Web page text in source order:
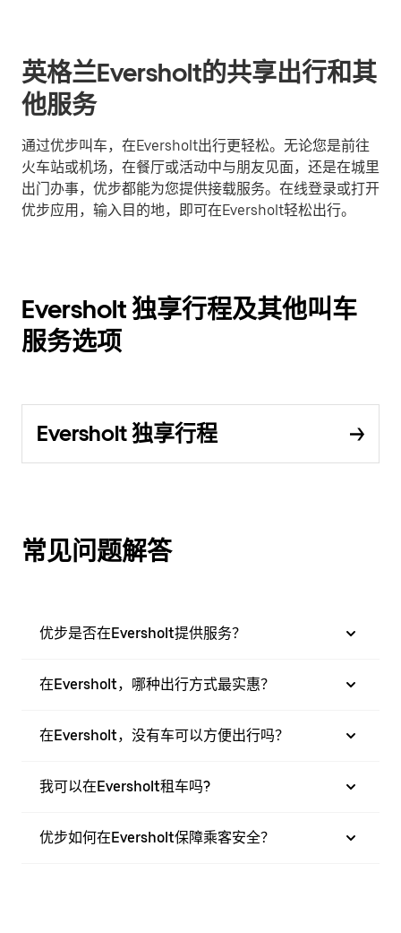
英格兰Eversholt的共享出行和其
他服务
通过优步叫车，在Eversholt出行更轻松。无论您是前往
火车站或机场，在餐厅或活动中与朋友见面，还是在城里
出门办事，优步都能为您提供接载服务。在线登录或打开
优步应用，输入目的地，即可在Eversholt轻松出行。
Eversholt 独享行程及其他叫车
服务选项
Eversholt 独享行程
常见问题解答
优步是否在Eversholt提供服务？
在Eversholt，哪种出行方式最实惠？
在Eversholt，没有车可以方便出行吗？
我可以在Eversholt租车吗?
优步如何在Eversholt保障乘客安全？